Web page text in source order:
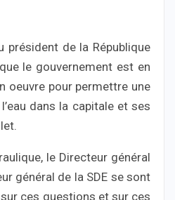
président de la République
le gouvernement est en
oeuvre pour permettre une
dans la capitale et ses
le Directeur général
général de la SDE se sont
ces questions et sur ces